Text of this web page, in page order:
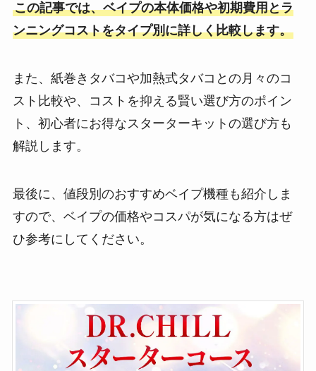
この記事では、ベイプの本体価格や初期費用とラ
ンニングコストをタイプ別に詳しく比較します。
また、紙巻きタバコや加熱式タバコとの月々のコ
スト比較や、コストを抑える賢い選び方のポイン
ト、初心者にお得なスターターキットの選び方も
解説します。
最後に、値段別のおすすめベイプ機種も紹介しま
すので、ベイプの価格やコスパが気になる方はぜ
ひ参考にしてください。